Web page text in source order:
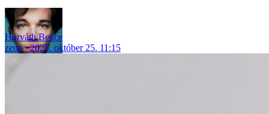
Horváth Bence
zene
2025. október 25. 11:15